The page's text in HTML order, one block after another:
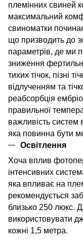
племінних свиней
максимальний
свиноматки
що призводить до
параметрів, де ми
зниження
тихих тічок, пізні
відлученням та
реабсорбція
правильної
важливість систем
яка повинна бути
Освітлення
Хоча вплив
інтенсивних
яка впливає на
рекомендується
близько 250 люкс.
використовувати
кожні 1,5 метра.